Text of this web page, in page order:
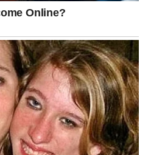
meseca zatvoriti neka stara
To mogu biti stari
ili unutrašnje dileme
prošlost, ali možete